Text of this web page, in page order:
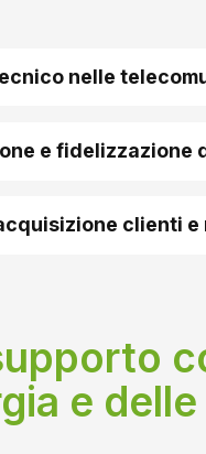
nelle
e fidelizzazione
clienti
e